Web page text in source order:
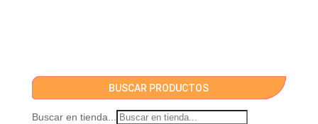
BUSCAR PRODUCTOS
Buscar en tienda...